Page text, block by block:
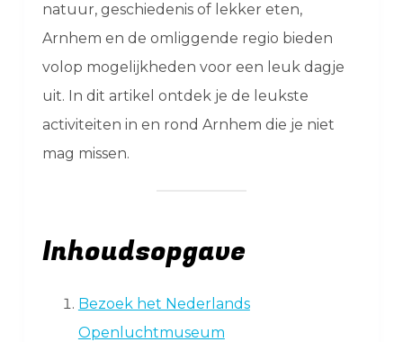
natuur, geschiedenis of lekker eten,
Arnhem en de omliggende regio bieden
volop mogelijkheden voor een leuk dagje
uit. In dit artikel ontdek je de leukste
activiteiten in en rond Arnhem die je niet
mag missen.
Inhoudsopgave
Bezoek het Nederlands
Openluchtmuseum